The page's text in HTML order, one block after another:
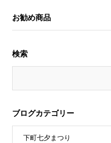
お勧め商品
検索
ブログカテゴリー
下町七夕まつり